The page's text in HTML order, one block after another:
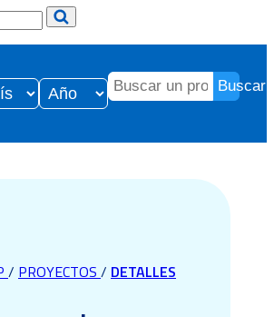
Buscar
/ PROYECTOS / DETALLES